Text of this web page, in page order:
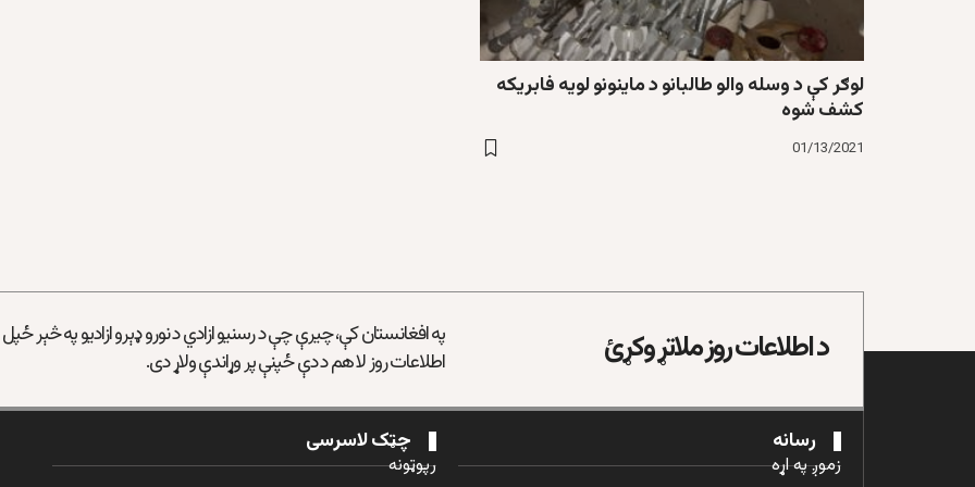
لوګر کې د وسله والو طالبانو د ماينونو لويه فابريکه
کشف شوه
01/13/2021
د اطلاعات روز ملاتړ وکړئ
په افغانستان کې، چیرې چې د رسنیو ازادي د نورو ډېرو ازادیو په څېر
اطلاعات روز لا هم د دې ځپنې پر وړاندې ولاړ دی.
رسانه
زموږ په اړه
چټک لاسرسی
رپوټونه